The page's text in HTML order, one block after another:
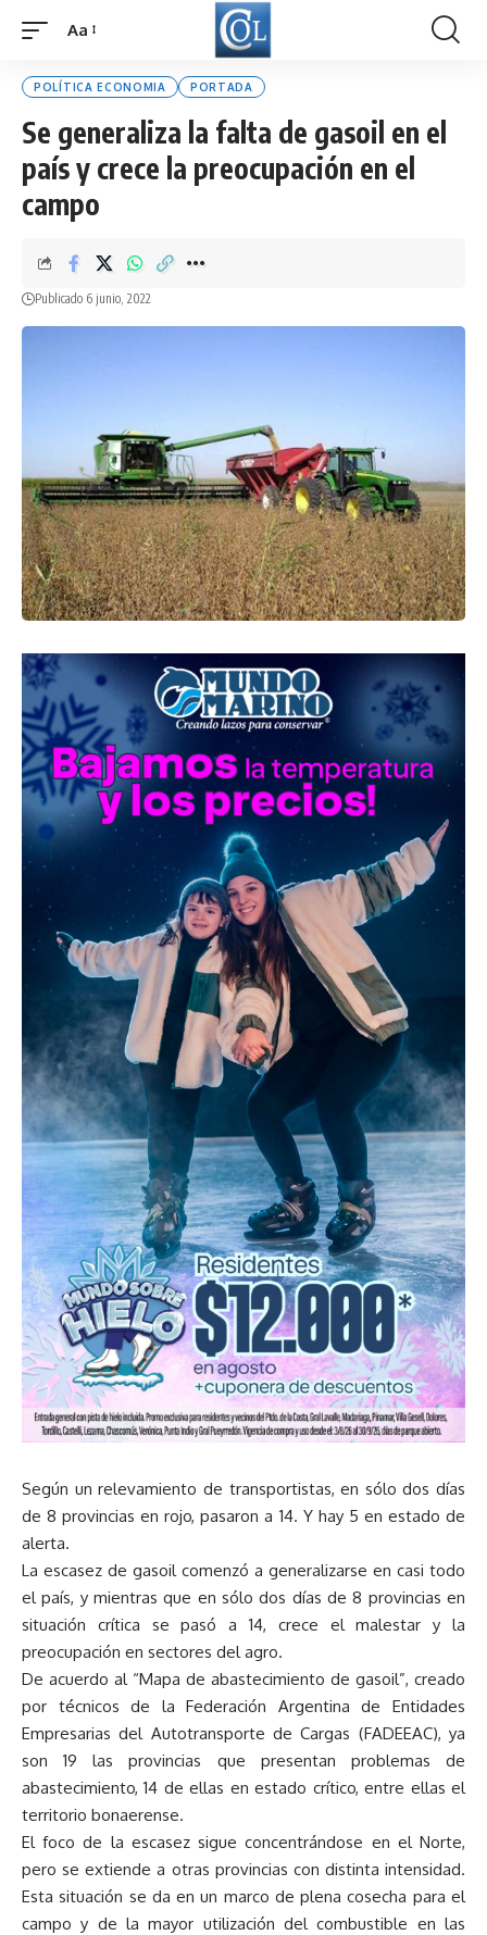
Font
Aa
POLÍTICA ECONOMIA PORTADA
Se generaliza la falta de gasoil en el
país y crece la preocupación en el
campo
Publicado 6 junio, 2022
Según un relevamiento de transportistas, en sólo dos días
de 8 provincias en rojo, pasaron a 14. Y hay 5 en estado de
alerta.
La escasez de gasoil comenzó a generalizarse en casi todo
el país, y mientras que en sólo dos días de 8 provincias en
situación crítica se pasó a 14, crece el malestar y la
preocupación en sectores del agro.
De acuerdo al “Mapa de abastecimiento de gasoil”, creado
por técnicos de la Federación Argentina de Entidades
Empresarias del Autotransporte de Cargas (FADEEAC), ya
son 19 las provincias que presentan problemas de
abastecimiento, 14 de ellas en estado crítico, entre ellas el
territorio bonaerense.
El foco de la escasez sigue concentrándose en el Norte,
pero se extiende a otras provincias con distinta intensidad.
Esta situación se da en un marco de plena cosecha para el
campo y de la mayor utilización del combustible en las